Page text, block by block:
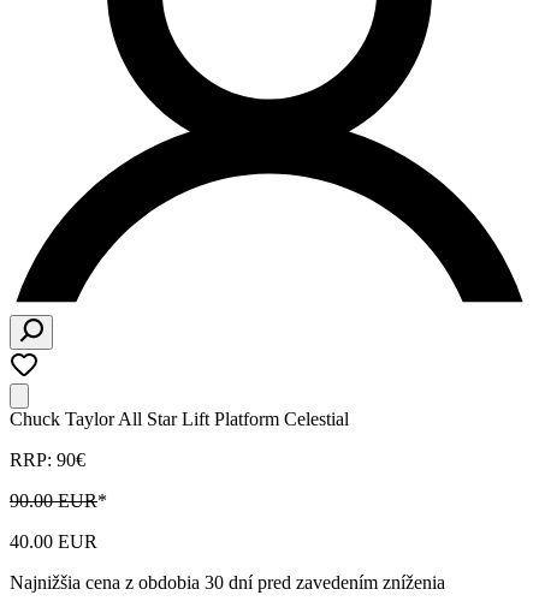
Chuck Taylor All Star Lift Platform Celestial
RRP: 90€
90.00 EUR*
40.00 EUR
Najnižšia cena z obdobia 30 dní pred zavedením zníženia